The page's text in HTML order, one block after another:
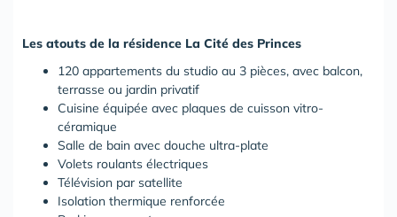
Les atouts de la résidence La Cité des Princes
120 appartements du studio au 3 pièces, avec balcon,
terrasse ou jardin privatif
Cuisine équipée avec plaques de cuisson vitro-
céramique
Salle de bain avec douche ultra-plate
Volets roulants électriques
Télévision par satellite
Isolation thermique renforcée